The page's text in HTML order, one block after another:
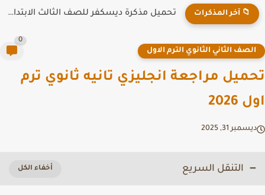
📁 آخر المذكرات تحميل مذكرة ديسكفر للصف الثالث الابتدائي ترم أول 2026 PDF
الثاني الثانوي الترم الاول
مراجعة انجليزي تانيه ثانوي ترم
31, 2025
التنقل السريع